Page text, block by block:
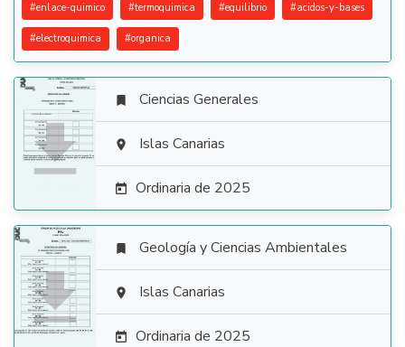
#enlace-quimico #termoquimica #equilibrio #acidos-y-bases
#electroquimica #organica

 Ciencias Generales
 Islas Canarias
 Ordinaria de 2025

 Geología y Ciencias Ambientales
 Islas Canarias
 Ordinaria de 2025